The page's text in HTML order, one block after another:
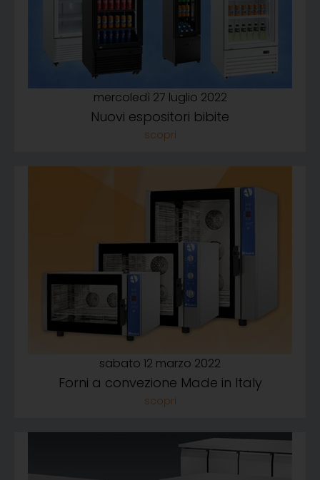
mercoledì 27 luglio 2022
Nuovi espositori bibite
sabato 12 marzo 2022
Forni a convezione Made in Italy